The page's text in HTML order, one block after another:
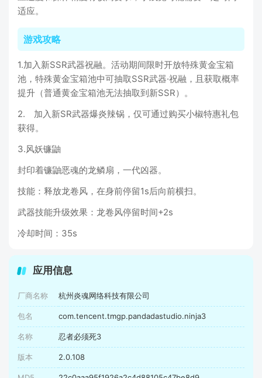
适应。
游戏攻略
1.加入新SSR武器祝融。活动期间限时开放特殊黄金宝箱
池，特殊黄金宝箱池中可抽取SSR武器·祝融，且获取概率
提升（普通黄金宝箱池无法抽取到新SSR）。
2. 加入新SR武器爆炎辣锅，仅可通过购买小椒特惠礼包
获得。
3.风妖镰鼬
封印着镰鼬恶魂的龙鳞扇，一代凶器。
技能：释放龙卷风，在身前停留1s后向前横扫。
武器技能升级效果：龙卷风停留时间+2s
冷却时间：35s
应用信息
厂商名称 杭州炎魂网络科技有限公司
包名 com.tencent.tmgp.pandadastudio.ninja3
名称 忍者必须死3
版本 2.0.108